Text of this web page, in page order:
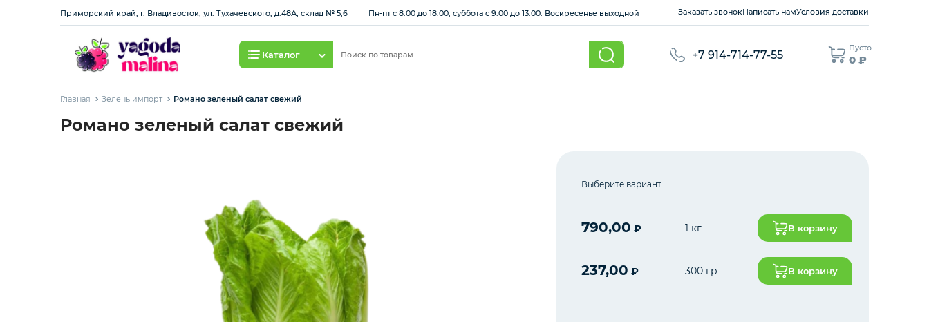
Приморский край, г. Владивосток, ул. Тухачевского, д.48А, склад № 5,6 Пн-пт с 8.00 до 18.00, суббота с 9.00 до 13.00. Воскресенье выходной Заказать звонокНаписать намУсловия доставки
Каталог +7 914-714-77-55
Пусто
0 ₽
Главная Зелень импорт Романо зеленый салат свежий
Романо зеленый салат свежий
Выберите вариант
790,00 ₽ 1 кг В корзину
237,00 ₽ 300 гр В корзину